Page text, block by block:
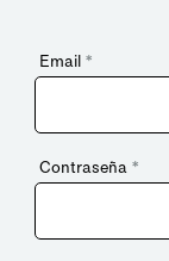
Email *
Contraseña *